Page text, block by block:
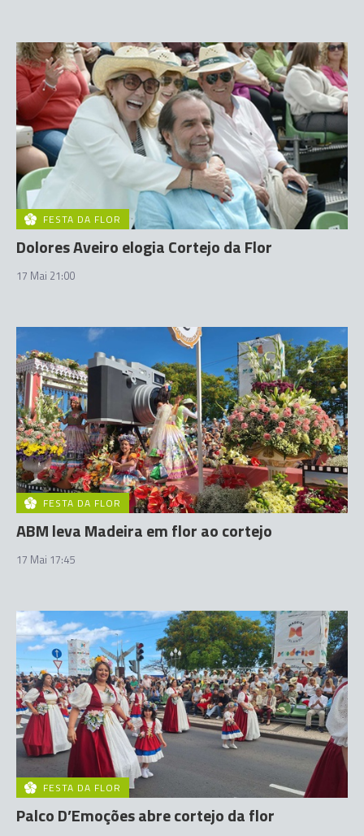
FESTA DA FLOR
Dolores Aveiro elogia Cortejo da Flor
17 Mai 21:00
FESTA DA FLOR
ABM leva Madeira em flor ao cortejo
17 Mai 17:45
FESTA DA FLOR
Palco D’Emoções abre cortejo da flor